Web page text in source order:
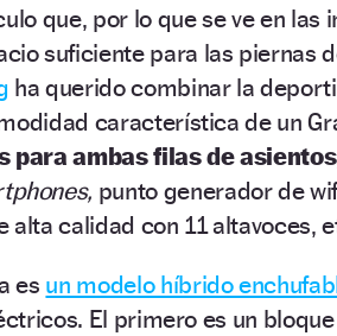
que, por lo que se ve en las
suficiente para las piernas
ha querido combinar la
característica de un
para ambas filas de
punto generador de
alta calidad con 11 altavoces,
es un modelo híbrido
El primero es un